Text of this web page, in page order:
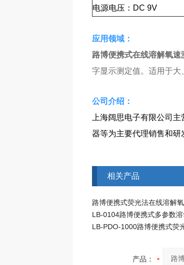
电源电压：DC 9V
应用领域：
路博便携式在线溶解氧速
字显示测定值。适用于大
​​公司介绍：
上海阔思电子有限公司
器等为主要代理销售和
相关产品
路博便携式荧光法在线溶解
LB-0104路博便携式多参数
产品：